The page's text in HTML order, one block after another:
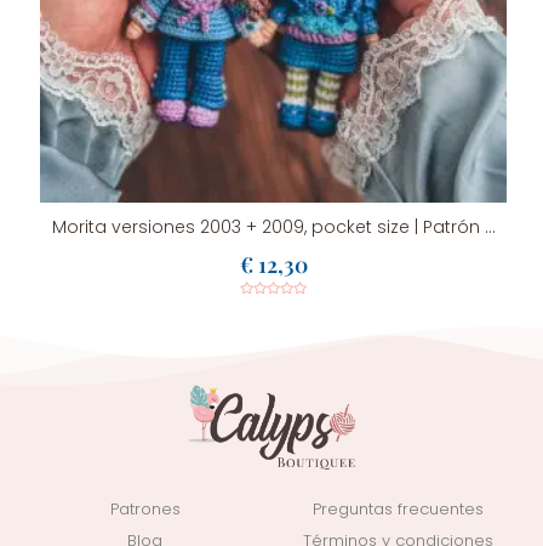
Morita versiones 2003 + 2009, pocket size | Patrón de crochet en PDF
€12,30
Patrones
Blog
Preguntas frecuentes
Términos y condiciones